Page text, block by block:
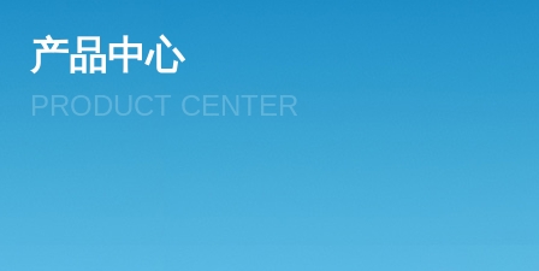
产品中心
PRODUCT CENTER